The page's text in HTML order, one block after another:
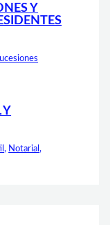
Y
Y
, Notarial,